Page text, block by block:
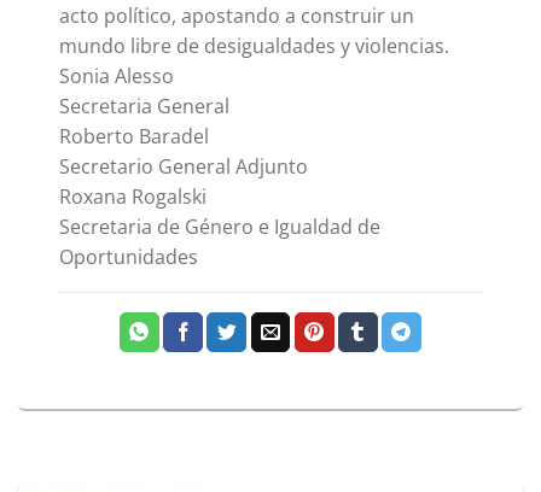
acto político, apostando a construir un
mundo libre de desigualdades y violencias.
Sonia Alesso
Secretaria General
Roberto Baradel
Secretario General Adjunto
Roxana Rogalski
Secretaria de Género e Igualdad de
Oportunidades